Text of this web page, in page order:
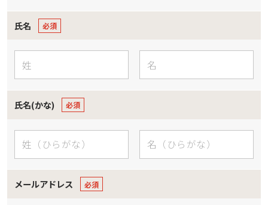
氏名
氏名(かな)
メールアドレス